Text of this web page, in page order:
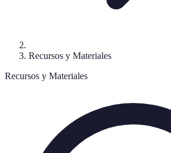
Recursos y Materiales
Recursos y Materiales